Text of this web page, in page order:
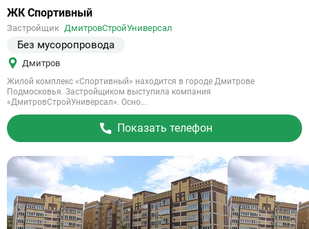
Ссылка
объект
ЖК Спортивный
Застройщик ДмитровСтройУниверсал
Без мусоропровода
Дмитров
Жилой комплекс «Спортивный» находится в городе Дмитрове
Подмосковья. Застройщиком выступила компания
«ДмитровСтройУниверсал». Осно...
Показать телефон